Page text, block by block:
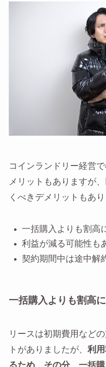
コインランドリー経営
メリットもありますが
くべきデメリットもあり
一括購入よりも割高
利益が減る可能性も
契約期間中は途中解
一括購入よりも割高
リースは初期費用など
トがありましたが、 利
るため、その分、一括